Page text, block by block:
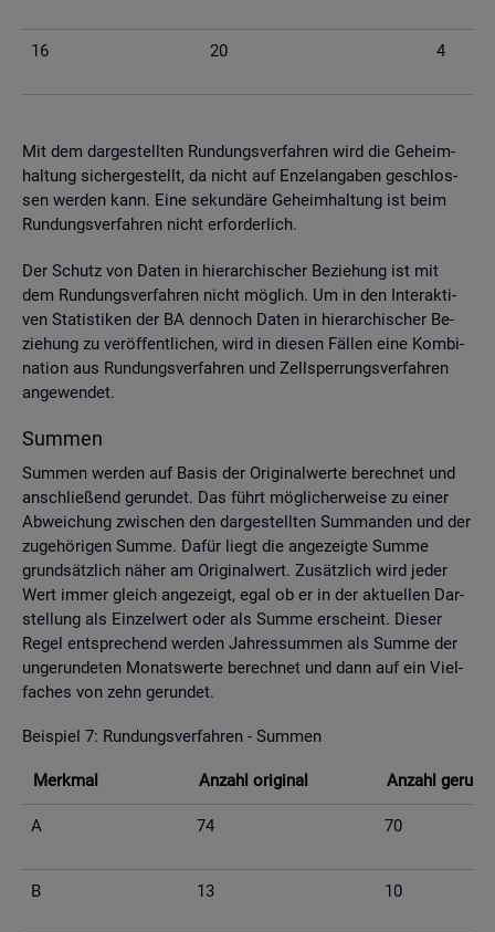
16 20 4
Mit dem dar­ge­stell­ten Run­dungs­ver­fah­ren wird die Ge­heim­
hal­tung si­cher­ge­stellt, da nicht auf En­zel­an­ga­ben ge­schlos­
sen wer­den kann. Eine se­kun­dä­re Ge­heim­hal­tung ist beim
Run­dungs­ver­fah­ren nicht er­for­der­lich.
Der Schutz von Daten in hier­ar­chi­scher Be­zie­hung ist mit
dem Run­dungs­ver­fah­ren nicht mög­lich. Um in den In­ter­ak­ti­
ven Sta­tis­ti­ken der BA den­noch Daten in hier­ar­chi­scher Be­
zie­hung zu ver­öf­fent­li­chen, wird in die­sen Fäl­len eine Kom­bi­
na­ti­on aus Run­dungs­ver­fah­ren und Zell­sper­rungs­ver­fah­ren
an­ge­wen­det.
Sum­men
Sum­men wer­den auf Basis der Ori­gi­nal­wer­te be­rech­net und
an­schlie­ßend ge­run­det. Das führt mög­li­cher­wei­se zu einer
Ab­wei­chung zwi­schen den dar­ge­stell­ten Sum­man­den und der
zu­ge­hö­ri­gen Summe. Dafür liegt die an­ge­zeig­te Summe
grund­sätz­lich näher am Ori­gi­nal­wert. Zu­sätz­lich wird jeder
Wert immer gleich an­ge­zeigt, egal ob er in der ak­tu­el­len Dar­
stel­lung als Ein­zel­wert oder als Summe er­scheint. Die­ser
Regel ent­spre­chend wer­den Jah­res­sum­men als Summe der
un­ge­run­de­ten Mo­nats­wer­te be­rech­net und dann auf ein Viel­
fa­ches von zehn ge­run­det.
Bei­spiel 7: Run­dungs­ver­fah­ren - Sum­men
Merk­mal An­zahl ori­gi­nal An­zahl
A 74 70
B 13 10